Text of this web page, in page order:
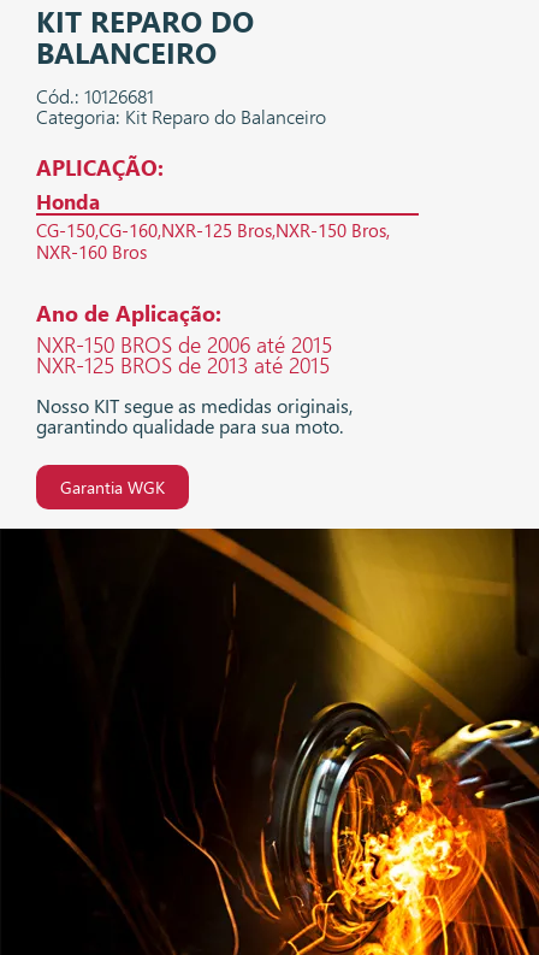
KIT REPARO DO
BALANCEIRO
Cód.: 10126681
Categoria: Kit Reparo do Balanceiro
APLICAÇÃO:
Honda
CG-150CG-160 NXR-125 Bros NXR-150 Bros
NXR-160 Bros
Ano de Aplicação:
NXR-150 BROS de 2006 até 2015
NXR-125 BROS de 2013 até 2015
Nosso KIT segue as medidas originais,
garantindo qualidade para sua moto.
Garantia WGK